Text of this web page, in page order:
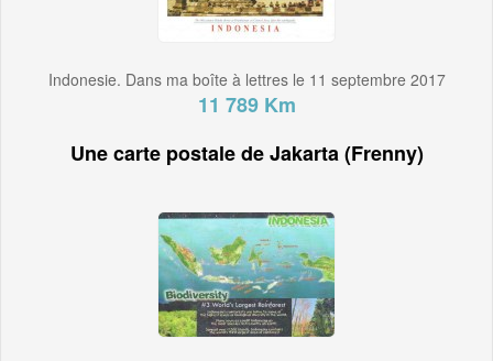
Indonesie. Dans ma boîte à lettres le 11 septembre 2017
11 789 Km
Une carte postale de Jakarta (Frenny)